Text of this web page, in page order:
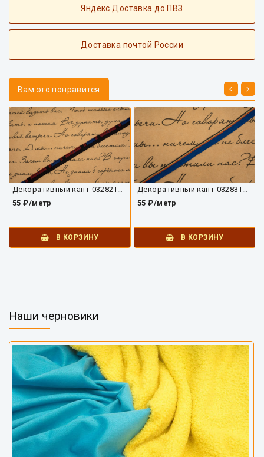
Яндекс Доставка до ПВЗ
Доставка почтой России
Вам это понравится
Декоративный кант 03282ТД-01
55 ₽/метр
В КОРЗИНУ
Декоративный кант 03283ТД-01
55 ₽/метр
В КОРЗИНУ
Наши черновики